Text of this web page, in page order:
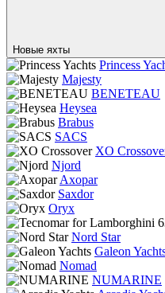
Новые яхты
Princess
Majesty
BENETEAU
Heysea
Brabus
SACS
XO
Njord
Axopar
Saxdor
Oryx
Nord Star
Galeon
Nomad
NUMARINE